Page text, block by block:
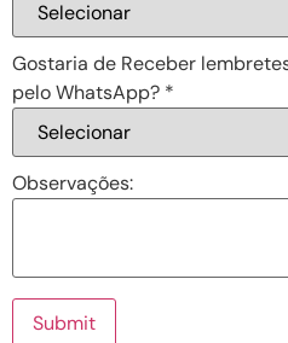
Gostaria de Receber
pelo WhatsApp? *
Observações:
Submit